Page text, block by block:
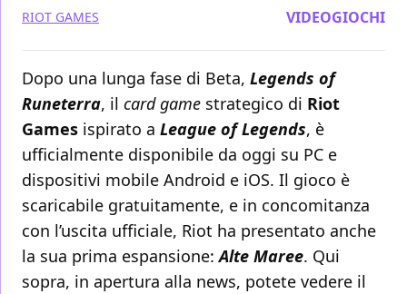
RIOT GAMES VIDEOGIOCHI
Dopo una lunga fase di Beta, Legends of
Runeterra, il card game strategico di Riot
Games ispirato a League of Legends, è
ufficialmente disponibile da oggi su PC e
dispositivi mobile Android e iOS. Il gioco è
scaricabile gratuitamente, e in concomitanza
con l’uscita ufficiale, Riot ha presentato anche
la sua prima espansione:Alte Maree. Qui
sopra, in apertura alla news, potete vedere il